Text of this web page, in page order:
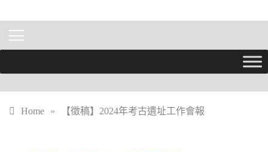
Home » 【徵稿】2024年考古遺址工作會報